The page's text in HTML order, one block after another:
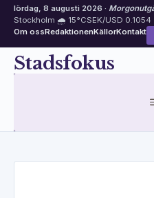
lördag, 8 augusti 2026 ·
Stockholm 🌧 15°CSEK/USD 0.1054
Om ossRedaktionenKällorKontakt
HoppaStadsfokus